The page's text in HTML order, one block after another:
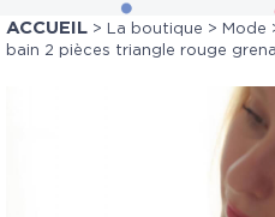
ACCUEIL > La boutique > Mode
bain 2 pièces triangle rouge